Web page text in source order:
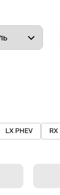
LX PHEV RX